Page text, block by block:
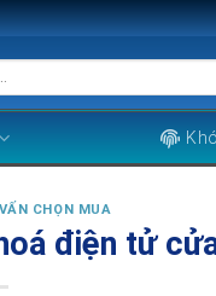
CHỌN MUA
điện tử